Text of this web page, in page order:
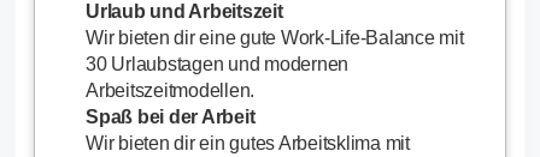
Urlaub und Arbeitszeit
Wir bieten dir eine gute Work-Life-Balance mit
30 Urlaubstagen und modernen
Arbeitszeitmodellen.
Spaß bei der Arbeit
Wir bieten dir ein gutes Arbeitsklima mit